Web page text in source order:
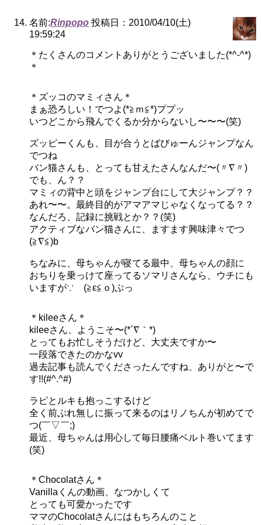
名前:Rinpopo 投稿日：2010/04/10(土)
19:59:24
＊たくさんのコメントありがとうございました(*^-^*)
＊
＊ズッコのマミィさん＊
まぁ恐ろしい！でつよ(*≧ｍ≦*)ププッ
いつどこから飛んでくるか分からないし〜〜〜(笑)
ズッピーくんも、目が合うとばびゅーんジャンプなん
でつね
バン猫さんも、とっても甘えたさんなんだ〜(〃∇〃)
でも、ん？？
マミィの背中と頭をジャンプ台にして大ジャンプ？？
あれ〜〜。最終目的がアマアマじゃなくなってる？？
なんだろ、記録に挑戦とか？？(笑)
アクティブなバン猫さんに、ますます興味津々でつ
(≧∇≦)b
ちなみに、母ちゃんが寝てる最中、母ちゃんの顔に
おちりを乗っけて座ってるソマリさんなら、ウチにも
いますが∵ゞ(≧ε≦ｏ)ぷっ
＊kileeさん＊
kileeさん、ようこそ〜(*´∇｀*)
とってもお忙しそうだけど、大丈夫ですか〜
一段落できたのかなvv
過去記事も読んでくださったんですね、ありがと〜で
す!!(#^.^#)
ラピとルキも抱っこするけど
全く前ぶれ無しに振って来るのはリノちんが初めてで
つ(￣▽￣;)
最近、母ちゃんは用心して毎日腰痛ベルト巻いてます
(笑)
＊Chocolatさん＊
Vanillaくんの動画、なつかしくて
とっても可愛かったです
ママのChocolatさんにはもちろんのこと